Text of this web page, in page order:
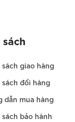
sách
sách giao hàng
sách đổi hàng
dẫn mua hàng
sách bảo hành